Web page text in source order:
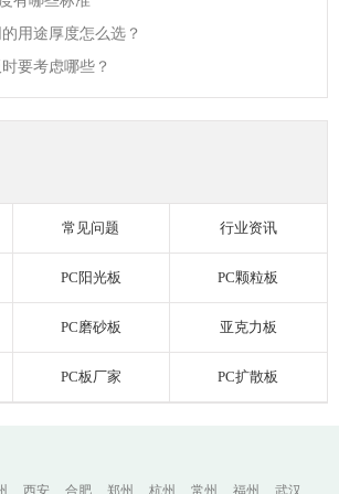
用途厚度怎么选？
要考虑哪些？
常见问题 行业资讯
PC阳光板 PC颗粒板
PC磨砂板 亚克力板
PC板厂家 PC扩散板